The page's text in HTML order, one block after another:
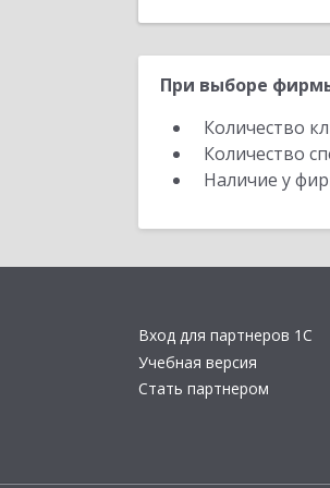
При выборе
Количество
Количество
Наличие у
Вход для партнеров 1С
Учебная версия
Стать партнером